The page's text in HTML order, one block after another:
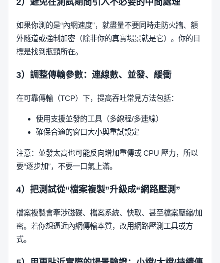
如果你測的是“內網速度”，就盡量不要同時走防火牆、額
外隧道或強制加密（除非你的真實場景就是它）。你的目
標是找到瓶頸所在。
3）調整傳輸參數：連線數、並發、緩衝
在可靠傳輸（TCP）下，提高吞吐常見方法包括：
使用支援並發的工具（多線程/多連線）
確保合適的窗口大小與重試設定
注意：並發太高也可能反向增加重傳或 CPU 壓力，所以
要“逐步加”，不要一口氣上滿。
4）把測試從“檔案複製”升級成“網路壓測”
檔案複製會牽涉磁碟、檔案系統、快取、甚至檔案壓縮/加
密。若你想逼近內網傳輸本質，改用網路壓測工具或方
式。